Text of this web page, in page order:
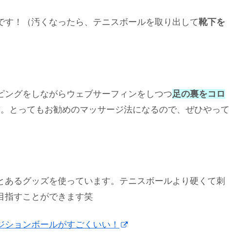
す！（汚くなったら、テニスボールを取り出して靴下を
ングをしながらウェブサーフィンをしつつ足の裏をコロ
とってもお勧めのマッサージ法になるので、ぜひやって
るグッズを使っています。テニスボールより硬くて刺
指すことができます笑
ョンボールがすごくいい！